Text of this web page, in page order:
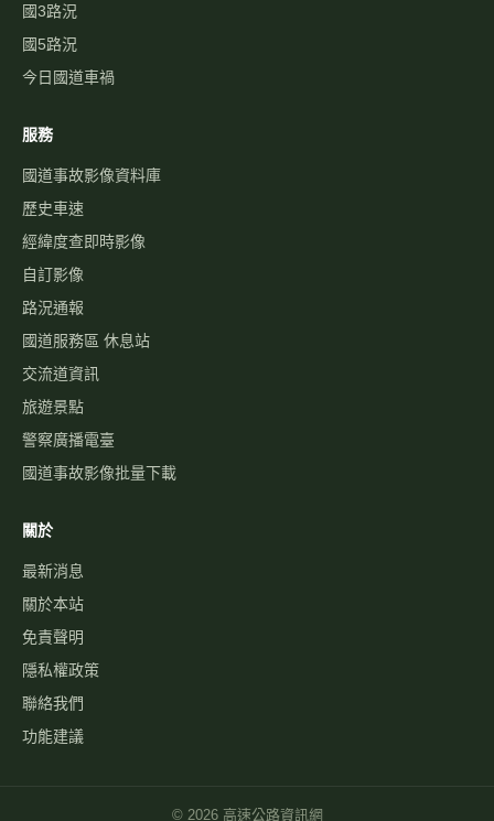
國3路況
國5路況
今日國道車禍
服務
國道事故影像資料庫
歷史車速
經緯度查即時影像
自訂影像
路況通報
國道服務區 休息站
交流道資訊
旅遊景點
警察廣播電臺
國道事故影像批量下載
關於
最新消息
關於本站
免責聲明
隱私權政策
聯絡我們
功能建議
© 2026高速公路資訊網